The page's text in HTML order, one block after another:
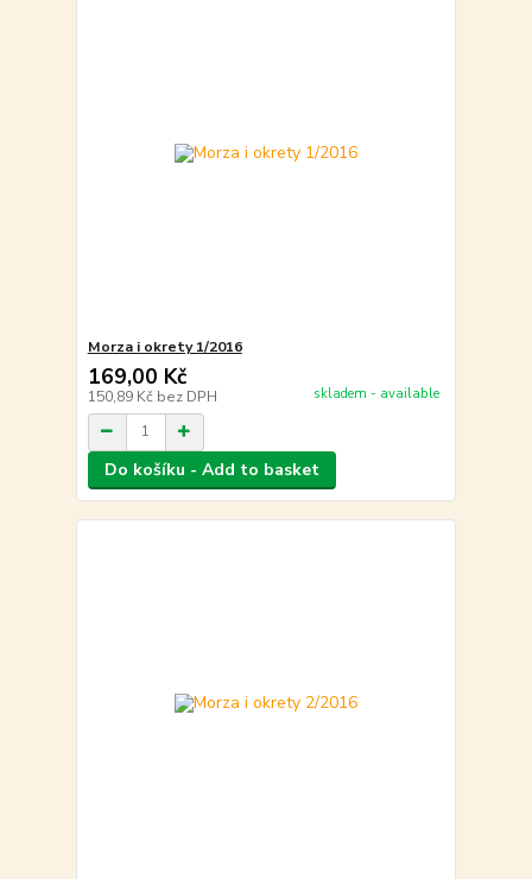
Morza i okrety 1/2016
169,00 Kč
150,89 Kč bez DPH skladem - available
Do košíku - Add to basket